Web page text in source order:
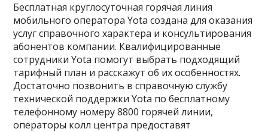
Бесплатная круглосуточная горячая линия
мобильного оператора Yota создана для оказания
услуг справочного характера и консультирования
абонентов компании. Квалифицированные
сотрудники Yota помогут выбрать подходящий
тарифный план и расскажут об их особенностях.
Достаточно позвонить в справочную службу
технической поддержки Yota по бесплатному
телефонному номеру 8800 горячей линии,
операторы колл центра предоставят